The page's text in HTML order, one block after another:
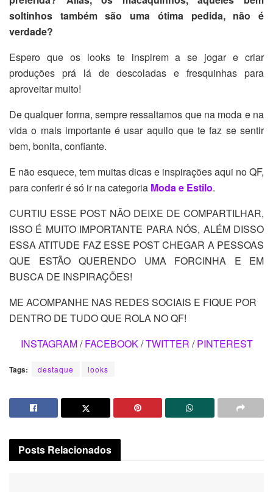
soltinhos também são uma ótima pedida, não é
verdade?
Espero que os looks te inspirem a se jogar e criar
produções prá lá de descoladas e fresquinhas para
aproveitar muito!
De qualquer forma, sempre ressaltamos que na moda e na
vida o mais importante é usar aquilo que te faz se sentir
bem, bonita, confiante.
E não esquece, tem muitas dicas e inspirações aqui no QF,
para conferir é só ir na categoria Moda e Estilo.
CURTIU ESSE POST NÃO DEIXE DE COMPARTILHAR,
ISSO É MUITO IMPORTANTE PARA NÓS, ALÉM DISSO
ESSA ATITUDE FAZ ESSE POST CHEGAR A PESSOAS
QUE ESTÃO QUERENDO UMA FORCINHA E EM
BUSCA DE INSPIRAÇÕES!
ME ACOMPANHE NAS REDES SOCIAIS E FIQUE POR
DENTRO DE TUDO QUE ROLA NO QF!
INSTAGRAM/FACEBOOK/TWITTER /PINTEREST
Tags: destaque looks
Posts Relacionados